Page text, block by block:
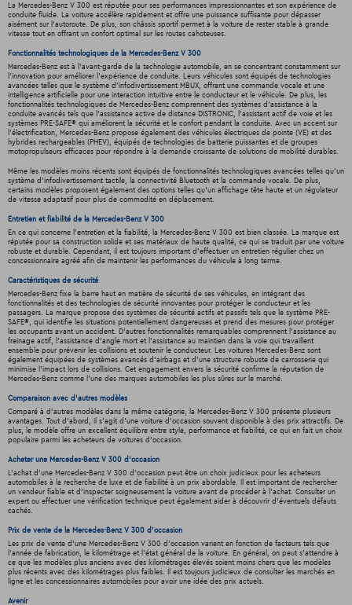
La Mercedes-Benz V 300 est réputée pour ses performances impressionnantes et son expérience de
conduite fluide. La voiture accélère rapidement et offre une puissance suffisante pour dépasser
aisément sur l'autoroute. De plus, son châssis sportif permet à la voiture de rester stable à grande
vitesse tout en offrant un confort optimal sur les routes cahoteuses.
Fonctionnalités technologiques de la Mercedes-Benz V 300
Mercedes-Benz est à l'avant-garde de la technologie automobile, en se concentrant constamment sur
l'innovation pour améliorer l'expérience de conduite. Leurs véhicules sont équipés de technologies
avancées telles que le système d'infodivertissement MBUX, offrant une commande vocale et une
intelligence artificielle pour une interaction intuitive entre le conducteur et le véhicule. De plus, les
fonctionnalités technologiques de Mercedes-Benz comprennent des systèmes d'assistance à la
conduite avancés tels que l'assistance active de distance DISTRONIC, l'assistant actif de voie et les
systèmes PRE-SAFE® qui améliorent la sécurité et le confort pendant la conduite. Avec un accent sur
l'électrification, Mercedes-Benz propose également des véhicules électriques de pointe (VE) et des
hybrides rechargeables (PHEV), équipés de technologies de batterie puissantes et de groupes
motopropulseurs efficaces pour répondre à la demande croissante de solutions de mobilité durables.
Même les modèles moins récents sont équipés de fonctionnalités technologiques avancées telles qu'un
système d'infodivertissement tactile, la connectivité Bluetooth et la commande vocale. De plus,
certains modèles proposent également des options telles qu'un affichage tête haute et un régulateur
de vitesse adaptatif pour plus de commodité en déplacement.
Entretien et fiabilité de la Mercedes-Benz V 300
En ce qui concerne l'entretien et la fiabilité, la Mercedes-Benz V 300 est bien classée. La marque est
réputée pour sa construction solide et ses matériaux de haute qualité, ce qui se traduit par une voiture
robuste et durable. Cependant, il est toujours important d'effectuer un entretien régulier chez un
concessionnaire agréé afin de maintenir les performances du véhicule à long terme.
Caractéristiques de sécurité
Mercedes-Benz fixe la barre haut en matière de sécurité de ses véhicules, en intégrant des
fonctionnalités et des technologies de sécurité innovantes pour protéger le conducteur et les
passagers. La marque propose des systèmes de sécurité actifs et passifs tels que le système PRE-
SAFE®, qui identifie les situations potentiellement dangereuses et prend des mesures pour protéger
les occupants avant un accident. D'autres fonctionnalités remarquables comprennent l'assistance au
freinage actif, l'assistance d'angle mort et l'assistance au maintien dans la voie qui travaillent
ensemble pour prévenir les collisions et soutenir le conducteur. Les voitures Mercedes-Benz sont
également équipées de systèmes avancés d'airbags et d'une structure robuste de carrosserie qui
minimise l'impact lors de collisions. Cet engagement envers la sécurité confirme la réputation de
Mercedes-Benz comme l'une des marques automobiles les plus sûres sur le marché.
Comparaison avec d'autres modèles
Comparé à d'autres modèles dans la même catégorie, la Mercedes-Benz V 300 présente plusieurs
avantages. Tout d'abord, il s'agit d'une voiture d'occasion souvent disponible à des prix attractifs. De
plus, le modèle offre un excellent équilibre entre style, performance et fiabilité, ce qui en fait un choix
populaire parmi les acheteurs de voitures d'occasion.
Acheter une Mercedes-Benz V 300 d'occasion
L'achat d'une Mercedes-Benz V 300 d'occasion peut être un choix judicieux pour les acheteurs
automobiles à la recherche de luxe et de fiabilité à un prix abordable. Il est important de rechercher
un vendeur fiable et d'inspecter soigneusement la voiture avant de procéder à l'achat. Consulter un
expert ou effectuer une vérification technique peut également aider à découvrir d'éventuels défauts
cachés.
Prix de vente de la Mercedes-Benz V 300 d'occasion
Les prix de vente d'une Mercedes-Benz V 300 d'occasion varient en fonction de facteurs tels que
l'année de fabrication, le kilométrage et l'état général de la voiture. En général, on peut s'attendre à
ce que les modèles plus anciens avec des kilométrages élevés soient moins chers que les modèles
plus récents avec des kilométrages plus faibles. Il est toujours judicieux de consulter les marchés en
ligne et les concessionnaires automobiles pour avoir une idée des prix actuels.
Avenir